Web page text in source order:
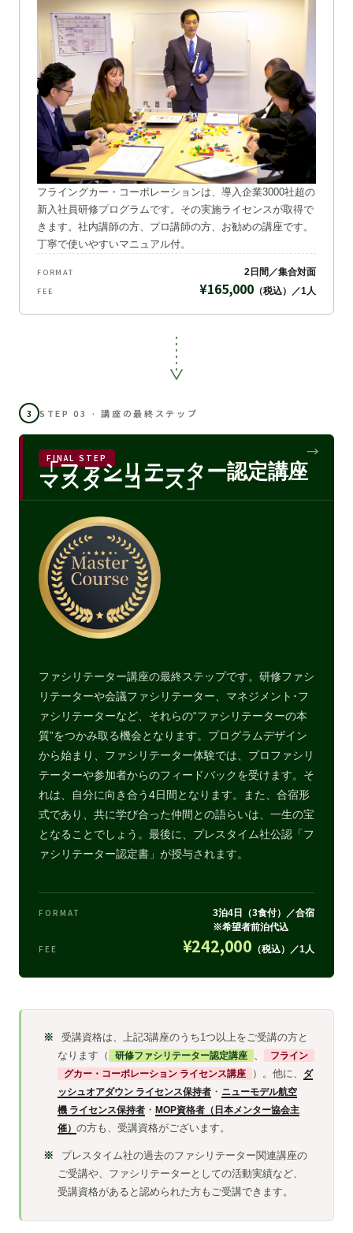
フライングカー・コーポレーションは、導入企業3000社超の
新入社員研修プログラムです。その実施ライセンスが取得で
きます。社内講師の方、プロ講師の方、お勧めの講座です。
丁寧で使いやすいマニュアル付。
FORMAT 2日間／集合対面
FEE ¥165,000 （税込）／1人
3 STEP 03 · 講座の最終ステップ
FINAL STEP
「ファシリテーター認定講座
マスターコース」
ファシリテーター講座の最終ステップです。研修ファシ
リテーターや会議ファシリテーター、マネジメント･フ
ァシリテーターなど、それらの“ファシリテーターの本
質”をつかみ取る機会となります。プログラムデザイン
から始まり、ファシリテーター体験では、プロファシリ
テーターや参加者からのフィードバックを受けます。そ
れは、自分に向き合う4日間となります。また、合宿形
式であり、共に学び合った仲間との語らいは、一生の宝
となることでしょう。最後に、プレスタイム社公認「フ
ァシリテーター認定書」が授与されます。
FORMAT
3泊4日（3食付）／合宿
※希望者前泊代込
FEE ¥242,000 （税込）／1人
受講資格は、上記3講座のうち1つ以上をご受講の方と
なります（
研修ファシリテーター認定講座 、
フライン
グカー・コーポレーション ライセンス講座
）。他に、
ダ
ッシュオアダウン ライセンス保持者・ ニューモデル航空
機 ライセンス保持者・ MOP資格者（日本メンター協会主
催） の方も、受講資格がございます。
プレスタイム社の過去のファシリテーター関連講座の
ご受講や、ファシリテーターとしての活動実績など、
受講資格があると認められた方もご受講できます。